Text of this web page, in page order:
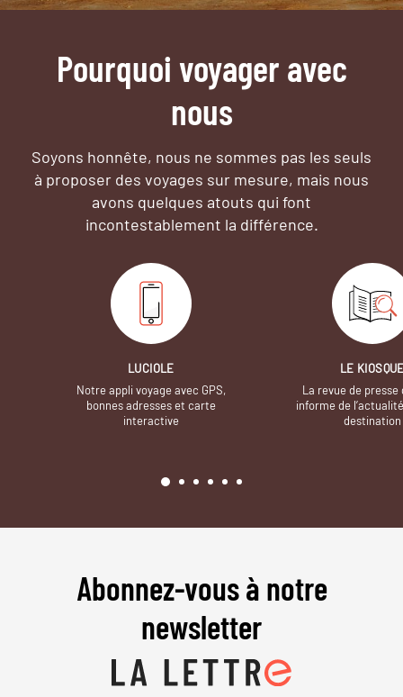
Pourquoi voyager avec
nous
Soyons honnête, nous ne sommes pas les seuls
à proposer des voyages sur mesure, mais nous
avons quelques atouts qui font
incontestablement la différence.
LUCIOLE
Notre appli voyage avec GPS,
bonnes adresses et carte
interactive
LE
La revue de presse
informe de
destination
Abonnez-vous à notre
newsletter